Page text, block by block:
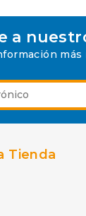
a
Tienda